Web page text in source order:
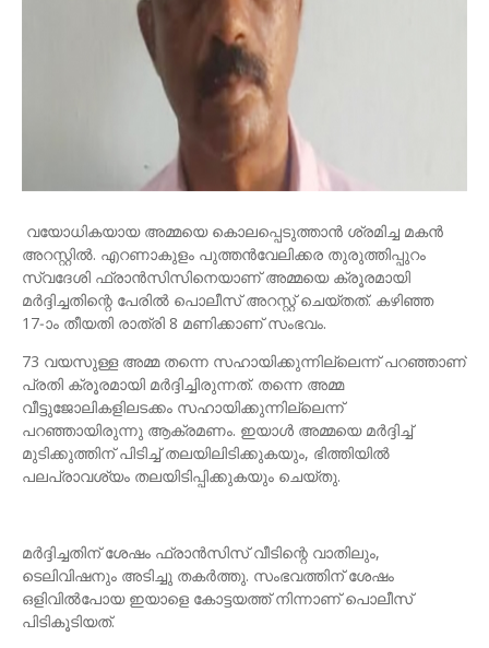
വയോധികയായ അമ്മയെ കൊലപ്പെടുത്താന്‍ ശ്രമിച്ച മകന്‍
അറസ്റ്റില്‍. എറണാകുളം പുത്തന്‍വേലിക്കര തുരുത്തിപ്പുറം
സ്വദേശി ഫ്രാന്‍സിസിനെയാണ് അമ്മയെ ക്രൂരമായി
മര്‍ദ്ദിച്ചതിന്റെ പേരില്‍ പൊലീസ് അറസ്റ്റ് ചെയ്തത്. കഴിഞ്ഞ
17-ാം തീയതി രാത്രി 8 മണിക്കാണ് സംഭവം.
73 വയസുള്ള അമ്മ തന്നെ സഹായിക്കുന്നില്ലെന്ന് പറഞ്ഞാണ്
പ്രതി ക്രൂരമായി മര്‍ദ്ദിച്ചിരുന്നത്. തന്നെ അമ്മ
വീട്ടുജോലികളിലടക്കം സഹായിക്കുന്നില്ലെന്ന്
പറഞ്ഞായിരുന്നു ആക്രമണം. ഇയാള്‍ അമ്മയെ മര്‍ദ്ദിച്ച്
മുടിക്കുത്തിന് പിടിച്ച് തലയിലിടിക്കുകയും, ഭിത്തിയില്‍
പലപ്രാവശ്യം തലയിടിപ്പിക്കുകയും ചെയ്തു.
മര്‍ദ്ദിച്ചതിന് ശേഷം ഫ്രാന്‍സിസ് വീടിന്റെ വാതിലും,
ടെലിവിഷനും അടിച്ചു തകര്‍ത്തു. സംഭവത്തിന് ശേഷം
ഒളിവില്‍പോയ ഇയാളെ കോട്ടയത്ത് നിന്നാണ് പൊലീസ്
പിടികൂടിയത്.